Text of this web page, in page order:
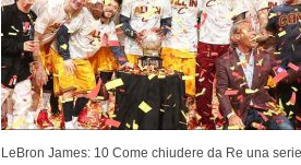
LeBron James: 10 Come chiudere da Re una